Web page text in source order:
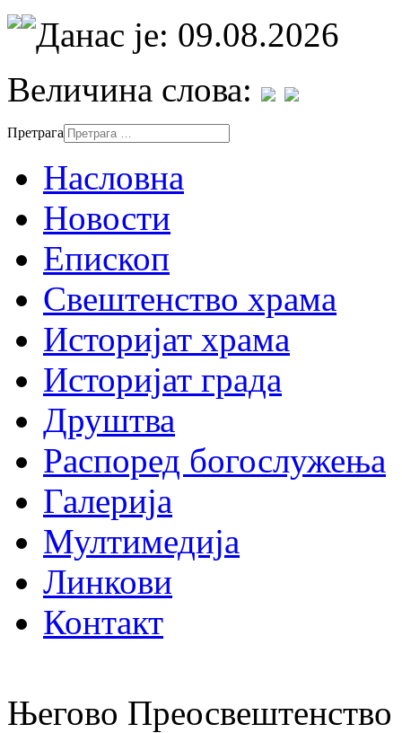
Данас је: 09.08.2026
Величина слова:
Претрага
Насловна
Новости
Епископ
Свештенство храма
Историјат храма
Историјат града
Друштва
Распоред богослужења
Галерија
Мултимедија
Линкови
Контакт
Његово